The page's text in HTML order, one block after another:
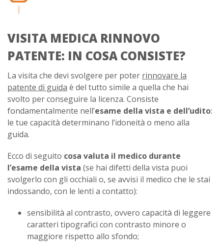
VISITA MEDICA RINNOVO
PATENTE: IN COSA CONSISTE?
La visita che devi svolgere per poter rinnovare la
patente di guida è del tutto simile a quella che hai
svolto per conseguire la licenza. Consiste
fondamentalmente nell’esame della vista e dell’udito:
le tue capacità determinano l’idoneità o meno alla
guida.
Ecco di seguito cosa valuta il medico durante
l’esame della vista (se hai difetti della vista puoi
svolgerlo con gli occhiali o, se avvisi il medico che le stai
indossando, con le lenti a contatto):
sensibilità al contrasto, ovvero capacità di leggere
caratteri tipografici con contrasto minore o
maggiore rispetto allo sfondo;